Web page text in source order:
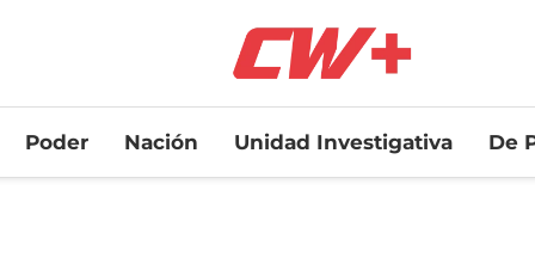
Poder Nación Unidad Investigativa De